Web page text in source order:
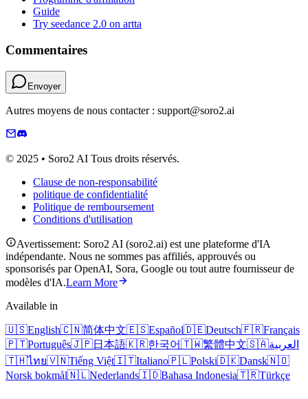
Guide
Try seedance 2.0 on artta
Commentaires
Envoyer
Autres moyens de nous contacter : support@soro2.ai
© 2025 • Soro2 AI Tous droits réservés.
Clause de non-responsabilité
politique de confidentialité
Politique de remboursement
Conditions d'utilisation
Avertissement: Soro2 AI (soro2.ai) est une plateforme d'IA
indépendante. Nous ne sommes pas affiliés, approuvés ou
sponsorisés par OpenAI, Sora, Google ou tout autre fournisseur de
modèles d'IA.Learn More
Available in
🇺🇸English🇨🇳简体中文🇪🇸Español🇩🇪Deutsch🇫🇷Français
🇵🇹Português🇯🇵日本語🇰🇷한국어🇹🇼繁體中文🇸🇦العربية
🇹🇭ไทย🇻🇳Tiếng Việt🇮🇹Italiano🇵🇱Polski🇩🇰Dansk🇳🇴
Norsk bokmål🇳🇱Nederlands🇮🇩Bahasa Indonesia🇹🇷Türkçe